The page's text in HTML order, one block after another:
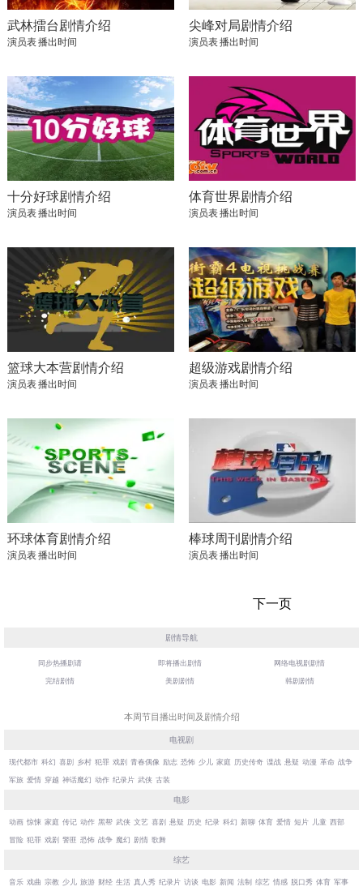
武林擂台剧情介绍
演员表播出时间
尖峰对局剧情介绍
演员表播出时间
十分好球剧情介绍
演员表播出时间
体育世界剧情介绍
演员表播出时间
篮球大本营剧情介绍
演员表播出时间
超级游戏剧情介绍
演员表播出时间
环球体育剧情介绍
演员表播出时间
棒球周刊剧情介绍
演员表播出时间
下一页
剧情导航
同步热播剧请 即将播出剧情 网络电视剧剧情
完结剧情 美剧剧情 韩剧剧情
本周节目播出时间及剧情介绍
电视剧
现代都市 科幻 喜剧 乡村 犯罪 戏剧 青春偶像 励志 恐怖 少儿 家庭 历史传奇 谍战 悬疑 动漫 革命 战争
军旅 爱情 穿越 神话魔幻 动作 纪录片 武侠 古装
电影
动画 惊悚 家庭 传记 动作 黑帮 武侠 文艺 喜剧 悬疑 历史 纪录 科幻 新聊 体育 爱情 短片 儿童 西部
冒险 犯罪 戏剧 警匪 恐怖 战争 魔幻 剧情 歌舞
综艺
音乐 戏曲 宗教 少儿 旅游 财经 生活 真人秀 纪录片 访谈 电影 新闻 法制 综艺 情感 脱口秀 体育 军事